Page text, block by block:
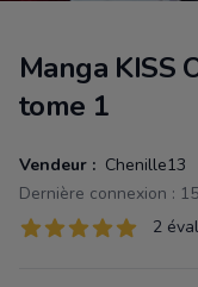
Manga KISS
tome 1
Vendeur : Chenille13
Dernière connexion :
Évaluations
2 sur 5 étoiles 2